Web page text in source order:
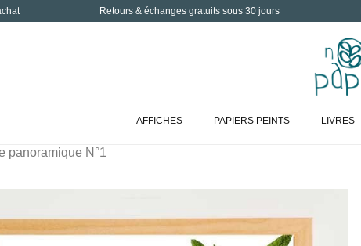
Retours & échanges gratuits sous 30 jours
AFFICHES PAPIERS PEINTS LIVRES
panoramique N°1